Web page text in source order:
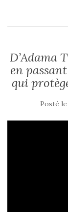
D’Adama
en
qui
Posté le